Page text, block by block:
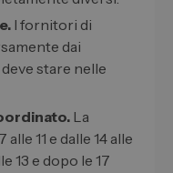
I fornitori di
dai
stare nelle
La
11 e dalle 14 alle
13 e dopo le 17